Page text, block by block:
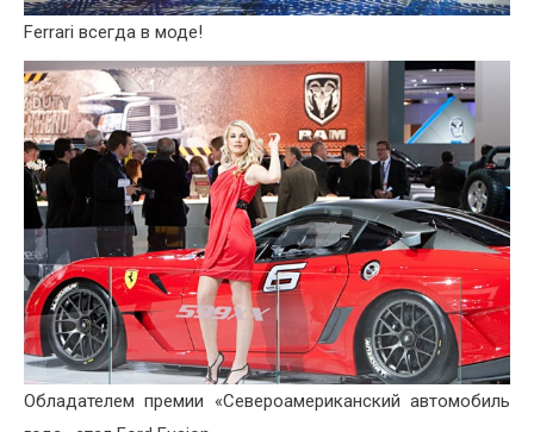
Ferrari всегда в моде!
Обладателем премии «Североамериканский автомобиль